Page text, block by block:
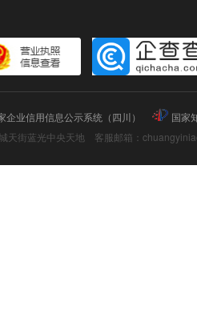
企业信用信息公示系统（四川）
国家
天街蓝光中央天地 客服邮箱：